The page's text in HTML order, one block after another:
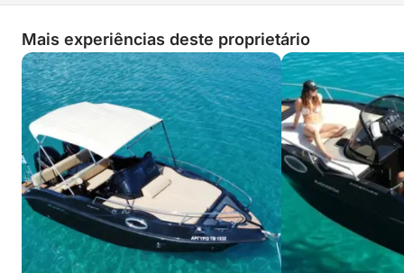
Mais experiências deste proprietário